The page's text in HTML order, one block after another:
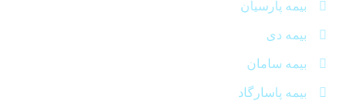
بیمه پارسیان
بیمه دی
بیمه سامان
بیمه پاسارگاد